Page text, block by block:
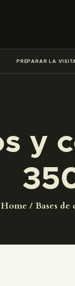
PREPARAR LA
y
Home Bases de
█